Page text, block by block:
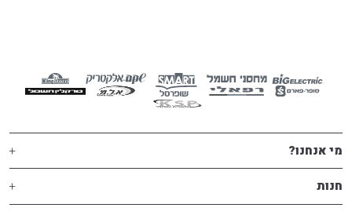
מי אנחנו?
חנות